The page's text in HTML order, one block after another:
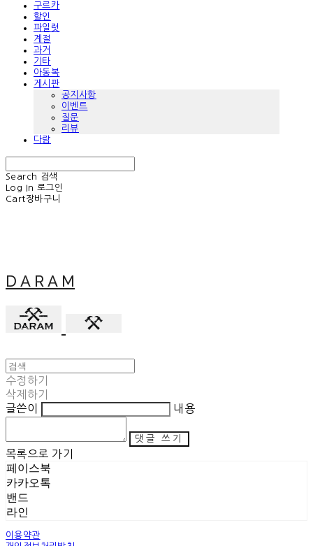
구르카
할인
파일럿
계절
과거
기타
아동복
게시판
공지사항
이벤트
질문
리뷰
다람
Search
검색
Log In 로그인
Cart장바구니
D A R A M
수정하기
삭제하기
글쓴이
내용
댓글 쓰기
목록으로 가기
페이스북
카카오톡
밴드
라인
이용약관